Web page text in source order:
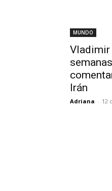
MUNDO
Vladimir
Irán
Adriana - 12